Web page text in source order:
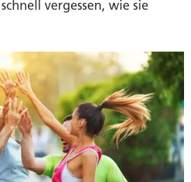
vergessen, wie sie